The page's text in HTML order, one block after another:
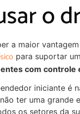
o
a maior
para suportar
com controle
iniciante é
ter uma grande
os setores da